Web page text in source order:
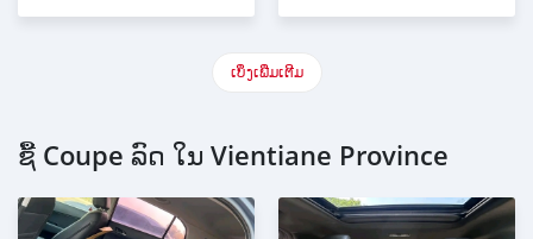
ເບິ່ງເພີ່ມເຕີມ
ຊື້ Coupe ລົດ ໃນ Vientiane Province